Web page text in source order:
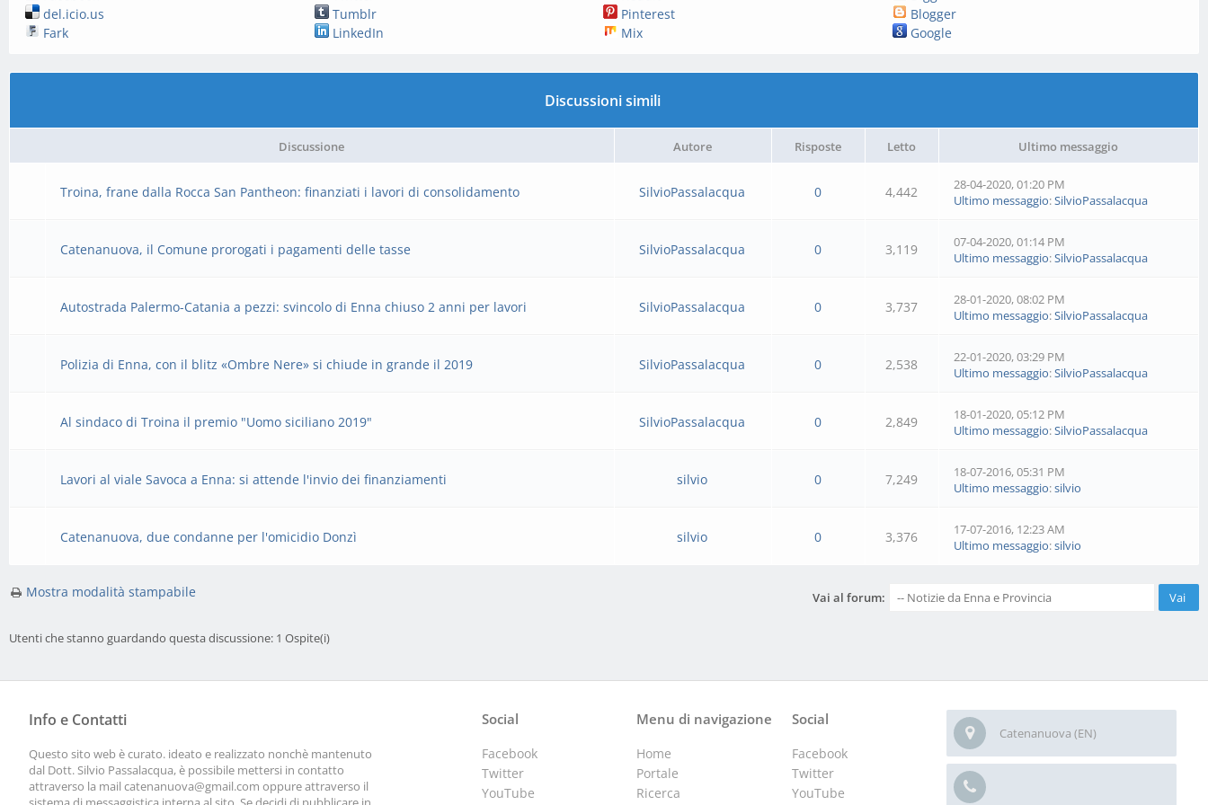
del.icio.us
Tumblr Pinterest
Blogger
Fark
LinkedIn Mix Google
Discussioni simili
Discussione Autore Risposte Letto Ultimo messaggio
Troina, frane dalla Rocca San Pantheon: finanziati i lavori di consolidamento SilvioPassalacqua 0 4,442
28-04-2020, 01:20 PM
Ultimo messaggio:SilvioPassalacqua
Catenanuova, il Comune prorogati i pagamenti delle tasse SilvioPassalacqua 0 3,119
07-04-2020, 01:14 PM
Ultimo messaggio:SilvioPassalacqua
Autostrada Palermo-Catania a pezzi: svincolo di Enna chiuso 2 anni per lavori SilvioPassalacqua 0 3,737
28-01-2020, 08:02 PM
Ultimo messaggio:SilvioPassalacqua
Polizia di Enna, con il blitz «Ombre Nere» si chiude in grande il 2019 SilvioPassalacqua 0 2,538
22-01-2020, 03:29 PM
Ultimo messaggio:SilvioPassalacqua
Al sindaco di Troina il premio "Uomo siciliano 2019" SilvioPassalacqua 0 2,849
18-01-2020, 05:12 PM
Ultimo messaggio:SilvioPassalacqua
Lavori al viale Savoca a Enna: si attende l'invio dei finanziamenti silvio 0 7,249
18-07-2016, 05:31 PM
Ultimo messaggio:silvio
Catenanuova, due condanne per l'omicidio Donzì silvio 0 3,376
17-07-2016, 12:23 AM
Ultimo messaggio:silvio
Mostra modalità stampabile Vai al forum:
Utenti che stanno guardando questa discussione: 1 Ospite(i)
Info e Contatti
Questo sito web è curato. ideato e realizzato nonchè mantenuto
dal Dott. Silvio Passalacqua, è possibile mettersi in contatto
attraverso la mail catenanuova@gmail.com oppure attraverso il
Catenanuova (EN)
Social
Facebook
Twitter
YouTube
Menu di navigazione
Home
Portale
Ricerca
Social
Facebook
Twitter
YouTube